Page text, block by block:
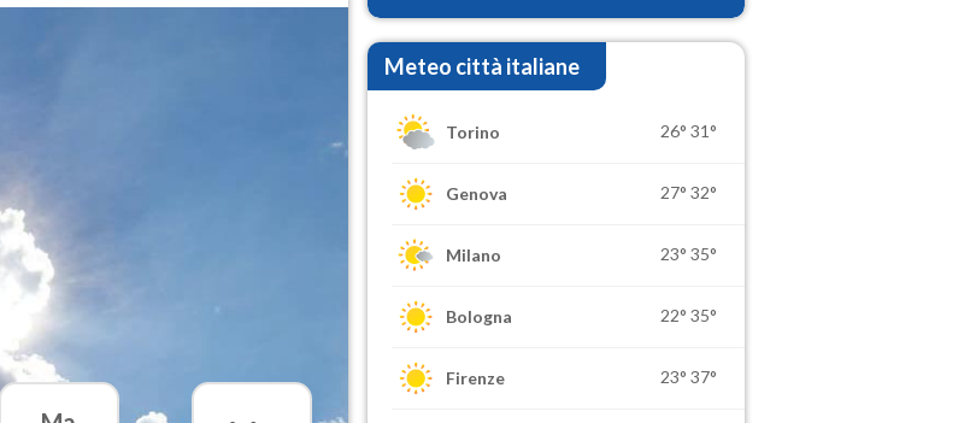
Meteo città italiane
Torino 26° 31°
Genova 27° 32°
Milano 23° 35°
Bologna 22° 35°
Firenze 23° 37°